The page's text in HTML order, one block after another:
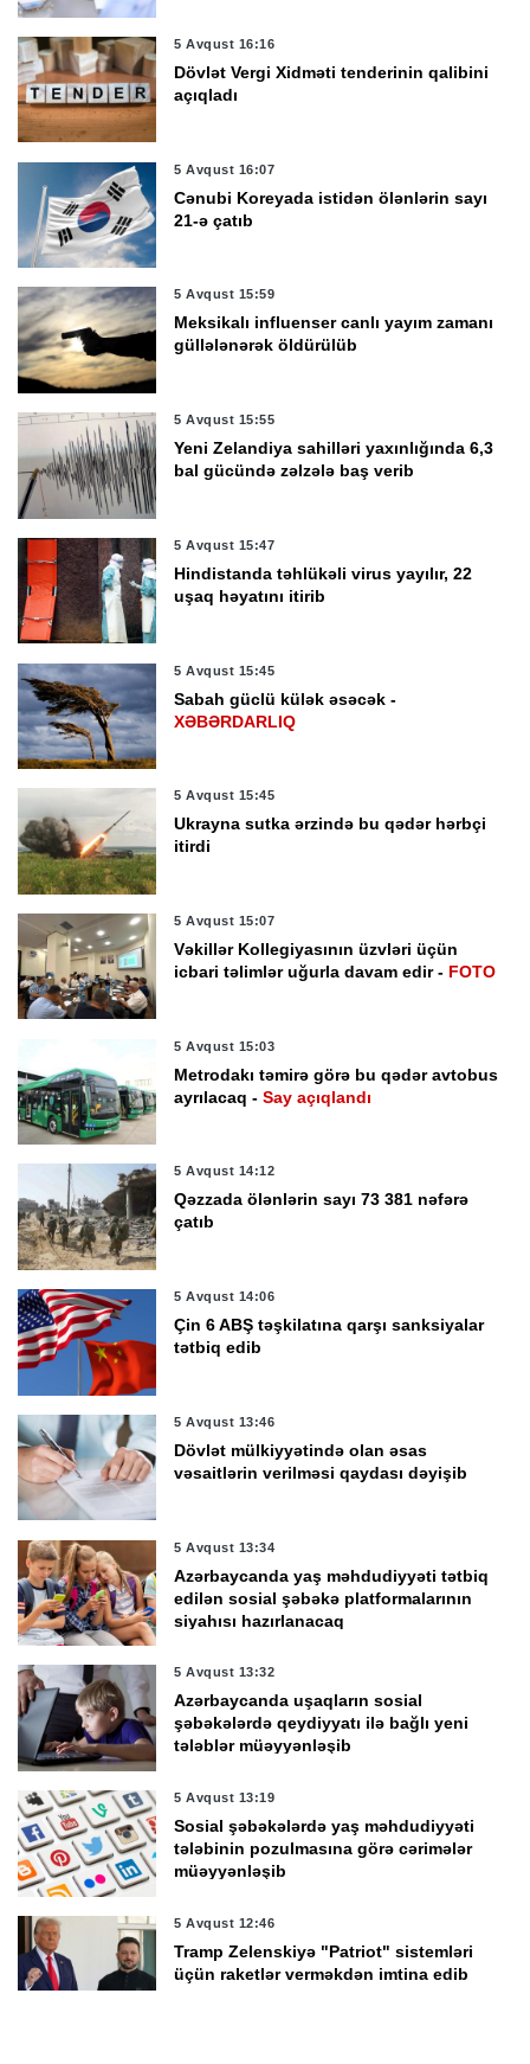
5 Avqust 16:16
Dövlət Vergi Xidməti tenderinin qalibini
açıqladı
5 Avqust 16:07
Cənubi Koreyada istidən ölənlərin sayı
21-ə çatıb
5 Avqust 15:59
Meksikalı influenser canlı yayım zamanı
güllələnərək öldürülüb
5 Avqust 15:55
Yeni Zelandiya sahilləri yaxınlığında 6,3
bal gücündə zəlzələ baş verib
5 Avqust 15:47
Hindistanda təhlükəli virus yayılır, 22
uşaq həyatını itirib
5 Avqust 15:45
Sabah güclü külək əsəcək -
XƏBƏRDARLIQ
5 Avqust 15:45
Ukrayna sutka ərzində bu qədər hərbçi
itirdi
5 Avqust 15:07
Vəkillər Kollegiyasının üzvləri üçün
icbari təlimlər uğurla davam edir - FOTO
5 Avqust 15:03
Metrodakı təmirə görə bu qədər avtobus
ayrılacaq -Say açıqlandı
5 Avqust 14:12
Qəzzada ölənlərin sayı 73 381 nəfərə
çatıb
5 Avqust 14:06
Çin 6 ABŞ təşkilatına qarşı sanksiyalar
tətbiq edib
5 Avqust 13:46
Dövlət mülkiyyətində olan əsas
vəsaitlərin verilməsi qaydası dəyişib
5 Avqust 13:34
Azərbaycanda yaş məhdudiyyəti tətbiq
edilən sosial şəbəkə platformalarının
siyahısı hazırlanacaq
5 Avqust 13:32
Azərbaycanda uşaqların sosial
şəbəkələrdə qeydiyyatı ilə bağlı yeni
tələblər müəyyənləşib
5 Avqust 13:19
Sosial şəbəkələrdə yaş məhdudiyyəti
tələbinin pozulmasına görə cərimələr
müəyyənləşib
5 Avqust 12:46
Tramp Zelenskiyə "Patriot" sistemləri
üçün raketlər verməkdən imtina edib